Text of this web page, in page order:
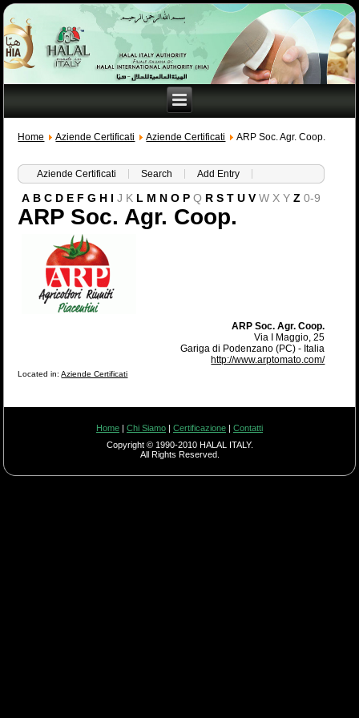
Home Aziende Certificati Aziende Certificati ARP Soc. Agr. Coop.
Aziende Certificati Search Add Entry
A B C D E F G H I J K L M N O P Q R S T U V W X Y Z 0-9
ARP Soc. Agr. Coop.
ARP Soc.Agr.Coop.
Via I Maggio, 25
Gariga di Podenzano (PC) - Italia
http://www.arptomato.com/
Located in:Aziende Certificati
Home Chi Siamo Certificazione
Contatti
Copyright © 1990-2010 HALAL ITALY.
All Rights Reserved.